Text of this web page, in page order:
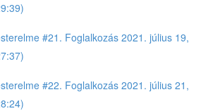
#21. Foglalkozás 2021. július 19,
#22. Foglalkozás 2021. július 21,